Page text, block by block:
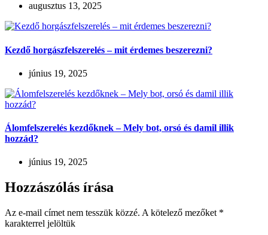
augusztus 13, 2025
Kezdő horgászfelszerelés – mit érdemes beszerezni?
június 19, 2025
Álomfelszerelés kezdőknek – Mely bot, orsó és damil illik
hozzád?
június 19, 2025
Hozzászólás írása
Az e-mail címet nem tesszük közzé. A kötelező mezőket *
karakterrel jelöltük